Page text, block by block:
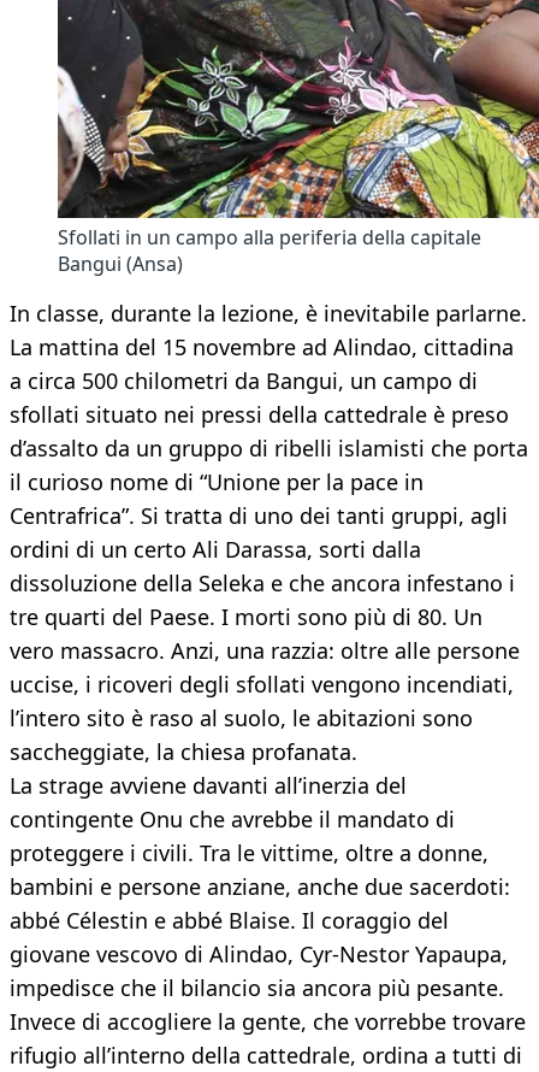
Sfollati in un campo alla periferia della capitale
Bangui (Ansa)
In classe, durante la lezione, è inevitabile parlarne.
La mattina del 15 novembre ad Alindao, cittadina
a circa 500 chilometri da Bangui, un campo di
sfollati situato nei pressi della cattedrale è preso
d’assalto da un gruppo di ribelli islamisti che porta
il curioso nome di “Unione per la pace in
Centrafrica”. Si tratta di uno dei tanti gruppi, agli
ordini di un certo Ali Darassa, sorti dalla
dissoluzione della Seleka e che ancora infestano i
tre quarti del Paese. I morti sono più di 80. Un
vero massacro. Anzi, una razzia: oltre alle persone
uccise, i ricoveri degli sfollati vengono incendiati,
l’intero sito è raso al suolo, le abitazioni sono
saccheggiate, la chiesa profanata.
La strage avviene davanti all’inerzia del
contingente Onu che avrebbe il mandato di
proteggere i civili. Tra le vittime, oltre a donne,
bambini e persone anziane, anche due sacerdoti:
abbé Célestin e abbé Blaise. Il coraggio del
giovane vescovo di Alindao, Cyr-Nestor Yapaupa,
impedisce che il bilancio sia ancora più pesante.
Invece di accogliere la gente, che vorrebbe trovare
rifugio all’interno della cattedrale, ordina a tutti di